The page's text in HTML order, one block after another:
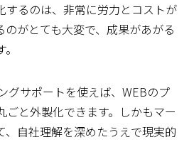
するのは、非常に労力とコストが
がとても大変で、成果があがる
グサポートを使えば、WEBのプ
ごと外製化できます。しかもマー
、自社理解を深めたうえで現実的